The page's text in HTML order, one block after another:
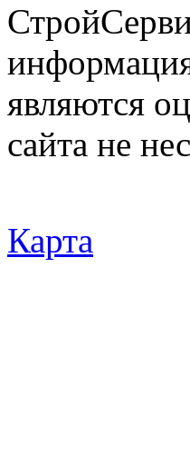
являются
сайта не
Карта